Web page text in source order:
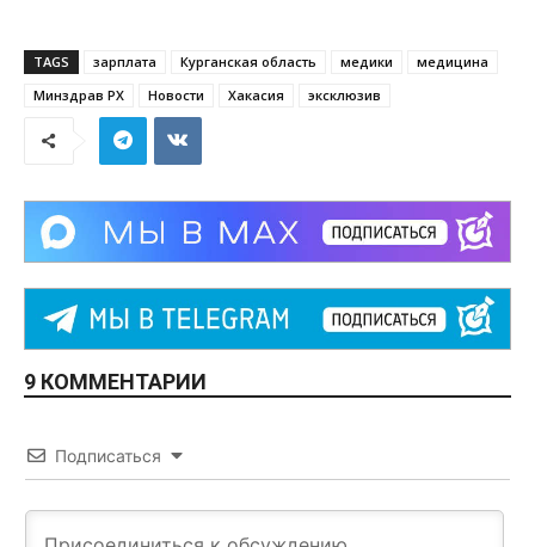
TAGS зарплата Курганская область медики
медицина
Минздрав РХ
Новости Хакасия эксклюзив
9 КОММЕНТАРИИ
Подписаться